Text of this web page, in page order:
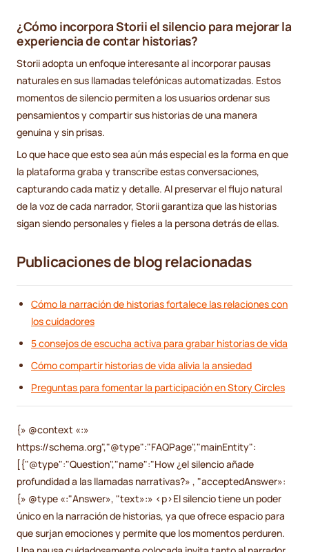
¿Cómo incorpora Storii el silencio para mejorar la
experiencia de contar historias?
Storii adopta un enfoque interesante al incorporar pausas
naturales en sus llamadas telefónicas automatizadas. Estos
momentos de silencio permiten a los usuarios ordenar sus
pensamientos y compartir sus historias de una manera
genuina y sin prisas.
Lo que hace que esto sea aún más especial es la forma en que
la plataforma graba y transcribe estas conversaciones,
capturando cada matiz y detalle. Al preservar el flujo natural
de la voz de cada narrador, Storii garantiza que las historias
sigan siendo personales y fieles a la persona detrás de ellas.
Publicaciones de blog relacionadas
Cómo la narración de historias fortalece las relaciones con
los cuidadores
5 consejos de escucha activa para grabar historias de vida
Cómo compartir historias de vida alivia la ansiedad
Preguntas para fomentar la participación en Story Circles
{» @context «:»
https://schema.org","@type":"FAQPage","mainEntity":
[{"@type":"Question","name":"How ¿el silencio añade
profundidad a las llamadas narrativas?» , "acceptedAnswer»:
{» @type «:"Answer», "text»:» <p>El silencio tiene un poder
único en la narración de historias, ya que ofrece espacio para
que surjan emociones y permite que los momentos perduren.